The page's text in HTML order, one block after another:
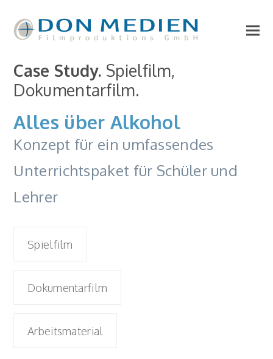
Case Study. Spielfilm,
Dokumentarfilm.
Alles über Alkohol
Konzept für ein umfassendes
Unterrichtspaket für Schüler und
Lehrer
Spielfilm
Dokumentarfilm
Arbeitsmaterial